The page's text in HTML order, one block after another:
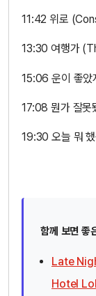
11:42 위로
13:30 여행가
15:06 운이 좋
17:08 뭔가 잘
19:30 오늘 뭐
함께 보면 좋
Late
Hotel